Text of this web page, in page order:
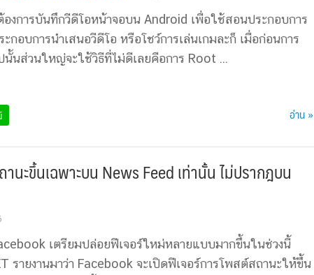
งการบันทึกวีดีโอหน้าจอบน Android เพื่อใช้สอนประกอบการ
ะกอบการนำเสนอวีดีโอ หรือโชว์การเล่นเกมละก็ เมื่อก่อนการ
นั้นส่วนใหญ่จะใช้วิธีที่ไม่ดีเลยคือการ Root ...
อ่าน »
นะขึ้นเฉพาะบน News Feed เท่านั้น ไม่ปรากฎบน
เตรียมปล่อยฟีเจอร์ใหม่หลายแบบมากขึ้นในช่วงนี้
รายงานมาว่า Facebook จะเปิดฟีเจอร์การโพสต์สถานะให้ขึ้น